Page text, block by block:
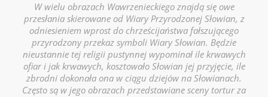
W wielu obrazach Wawrzenieckiego znajdą się owe
przesłania skierowane od Wiary Przyrodzonej Słowian, z
odniesieniem wprost do chrześcijaństwa fałszującego
przyrodzony przekaz symboli Wiary Słowian. Będzie
nieustannie tej religii pustynnej wypominał ile krwawych
ofiar i jak krwawych, kosztowało Słowian jej przyjęcie, ile
zbrodni dokonała ona w ciągu dziejów na Słowianach.
Często są w jego obrazach przedstawiane sceny tortur za